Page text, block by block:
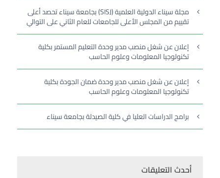
مجلة سيناء الدولية العلمية (SISJ) بجامعة سيناء تحصد أعلى
تقييم من المجلس الأعلى للجامعات للعام الثاني على التوالي
إعلان عن شغل منصب مدير وحدة التعليم المستمر بكلية
تكنولوجيا المعلومات وعلوم الحاسب
إعلان عن شغل منصب مدير وحدة ضمان الجودة بكلية
تكنولوجيا المعلومات وعلوم الحاسب
برامج الدراسات العليا في كلية الصيدلة بجامعة سيناء
أحدث التعليقات